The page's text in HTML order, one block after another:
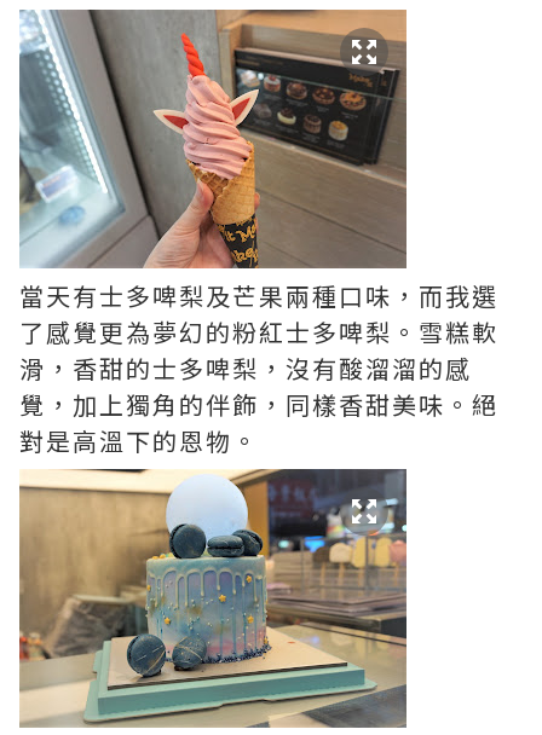
當天有士多啤梨及芒果兩種口味，而我選
了感覺更為夢幻的粉紅士多啤梨。雪糕軟
滑，香甜的士多啤梨，沒有酸溜溜的感
覺，加上獨角的伴飾，同樣香甜美味。絕
對是高溫下的恩物。